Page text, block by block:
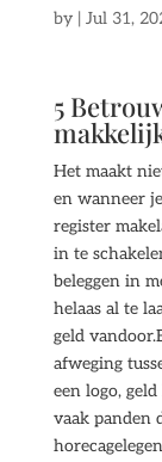
by | Jul 31,
5
Het maakt
en wanneer
register
in te
beleggen in
helaas al te
geld
afweging
een logo,
vaak panden